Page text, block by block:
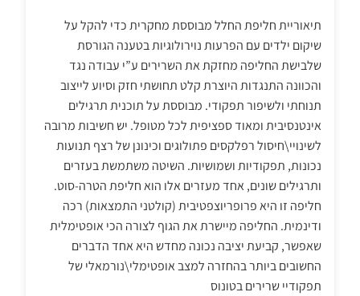
תיאוריית חליפת החלל מבוססת מחקרית כדי להקל על
שיקום ילדים עם הפרעות נוירולוגיות בטענה הגורסת
שלבישת החליפה מחזקת את השרירים ע”י עבודה נגד
והכוונה התנגדות היוצרת קלט תחושתי חזק וסיוע לייצוב
תנוחתי ולשיפור תפקודי. מבוססת על תוכנית תרגילים
אינטנסיבית ומאוד ספציפית לכל מטופל. יש חשיבות מרובה
לשינויי\חיסול רפלקסים פתולוגים וכינונן של רצף תנועות
נכונות, תפקודיות ושמושיות. השיטה משתמשת בעזרים
ותרגילים שונים, אחד מעזרים אלו הוא חליפת הטרה-סוט.
חליפה זו היא פרופריוצפטיבית (קולטני התמצאות) רכה
ודינמית. החליפה מיישרת את הגוף לצורה הכי אופטימלית
שאפשר, קביעת יציבה נכונה מחדש היא אחד הדברים
החשובים ביותר בהחזרה למצב אופטימלי\נורמאלי של
תפקודיי שרירים בטונוס